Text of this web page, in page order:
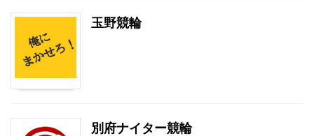
玉野競輪
別府ナイター競輪